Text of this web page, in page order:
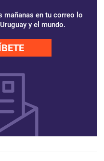
mañanas en tu correo lo
y el mundo.